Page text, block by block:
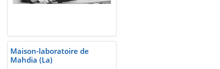
Maison-laboratoire de
Mahdia (La)